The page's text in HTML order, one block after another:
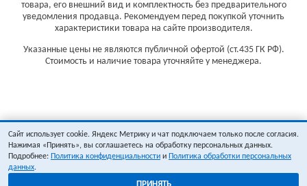
товара, его внешний вид и комплектность без предварительного
уведомления продавца. Рекомендуем перед покупкой уточнить
характеристики товара на сайте производителя.
Указанные цены не являются публичной офертой (ст.435 ГК РФ).
Стоимость и наличие товара уточняйте у менеджера.
Сайт использует cookie. Яндекс Метрику и чат подключаем только после согласия.
Нажимая «Принять», вы соглашаетесь на обработку персональных данных.
Подробнее: Политика конфиденциальности и Политика обработки персональных
данных.